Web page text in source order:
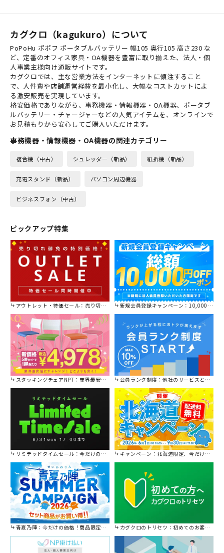
カグクロ（kagukuro）について
PoPoHu ポポフ ポータブルバッテリー 幅105 奥行105 高さ230 な
ど、定番のオフィス家具・OA機器を豊富に取り揃えた、法人・個
人事業主様向け通販サイトです。
カグクロでは、主な営業方法をインターネットに傾注すること
で、人件費や店舗運営経費を最小化し、大幅なコストカットによ
る激安販売を実現しています。
格安価格でありながら、事務機器・情報機器・OA機器、ポータブ
ルバッテリー・チャージャーなどの人気アイテムを、オンラインで
お見積もりから安心してご購入いただけます。
事務機器・情報機器・OA機器の関連カテゴリー
複合機（中古） シュレッダー（新品） 紙折機（新品）
充電スタンド（新品） パソコン周辺機器
ビジネスフォン（中古）
ピックアップ特集
アウトレット・特価セール：売り切れ御免の特別価格！ 新規会員登録キャンペーン：10,000円OFFクーポン進呈中！
スタッキングチェアNPT：業界最安値に挑戦！ 会員ランク制度：他社のサービスと比較してください。
リミテッドタイムセール：今だけの限定セール。 キャンペーン：北海道限定、今だけ送料無料！
青夏乃陣：今だけの価格！商品限定セール開催中です。 カグクロのトリセツ：初めてのお客様はこちら。